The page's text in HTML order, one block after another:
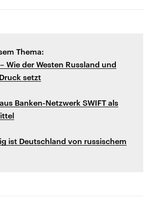
Thema:
Wie der Westen Russland und
setzt
Banken-Netzwerk SWIFT als
ist Deutschland von russischem